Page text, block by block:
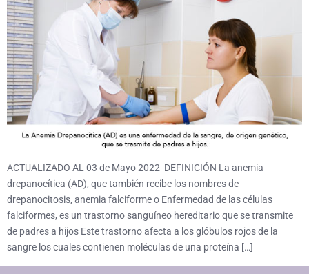
ACTUALIZADO AL 03 de Mayo 2022 DEFINICIÓN La anemia
drepanocítica (AD), que también recibe los nombres de
drepanocitosis, anemia falciforme o Enfermedad de las células
falciformes, es un trastorno sanguíneo hereditario que se transmite
de padres a hijos Este trastorno afecta a los glóbulos rojos de la
sangre los cuales contienen moléculas de una proteína […]